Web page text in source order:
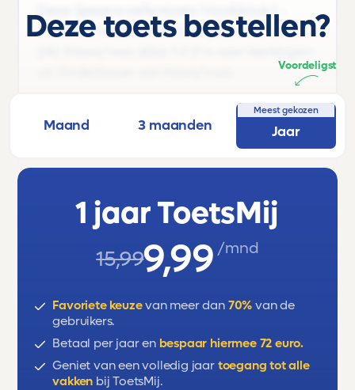
Deze Spaans oefentoets 'Hoofdstuk 1 -
Hola!' uit het lesboek 'Compañeros 1 LiFo
Deze toets behandelt o.m. de volgende
onderwerpen: vocabulario, comunicación
en gramática (lidwoorden, mannelijke en
vrouwelijke zelfstandige naamwoorden,
presente (tt) van 'ser' en 'llamarse').
Deze toets bestellen?
Maand 3 maanden
Meest gekozen
Jaar
Voordeligst
1 jaar ToetsMij
15,999,99 /mnd
Favoriete keuzevan meer dan 70% van de
gebruikers.
Betaal per jaar en bespaar hiermee 72 euro.
Geniet van een volledig jaar toegang tot alle
vakken bij ToetsMij.